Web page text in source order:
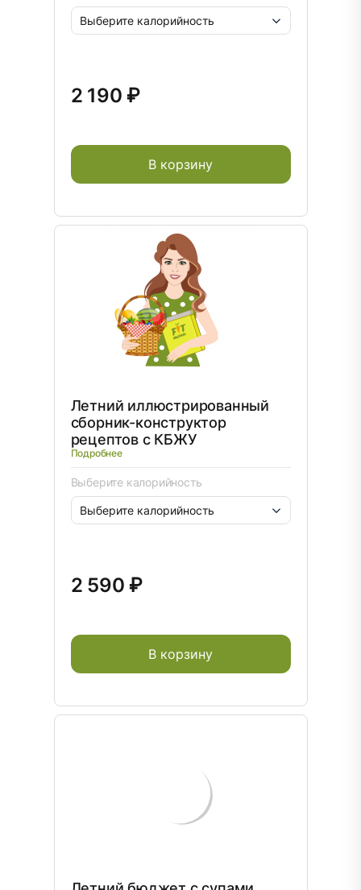
2 190 ₽
В корзину
Летний иллюстрированный
сборник-конструктор
рецептов с КБЖУ
Подробнее
Выберите калорийность
2 590 ₽
В корзину